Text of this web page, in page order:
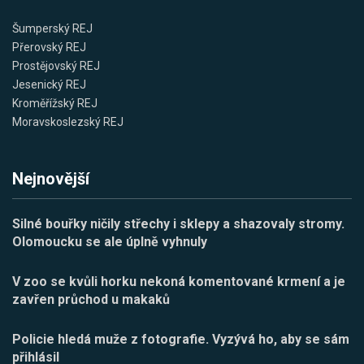
Šumperský REJ
Přerovský REJ
Prostějovský REJ
Jesenický REJ
Kroměřížský REJ
Moravskoslezský REJ
Nejnovější
Silné bouřky ničily střechy i sklepy a shazovaly stromy.
Olomoucku se ale úplně vyhnuly
V zoo se kvůli horku nekoná komentované krmení a je
zavřen průchod u makaků
Policie hledá muže z fotografie. Vyzývá ho, aby se sám
přihlásil